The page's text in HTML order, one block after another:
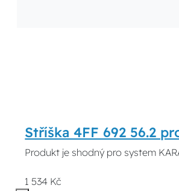
Stříška 4FF 692 56.2
Produkt je shodný pro system
1 534 Kč